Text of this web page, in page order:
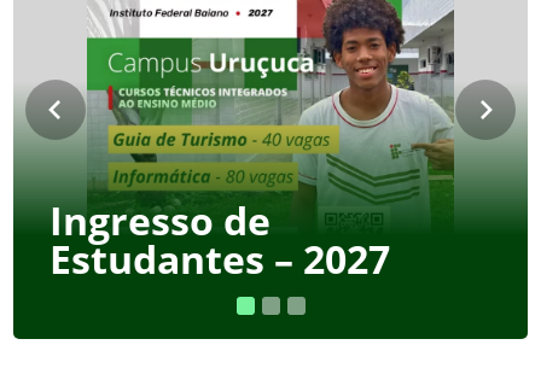
Ingresso de
Estudantes – 2027
Processo eleitoral
para escolha dos
membros do Comitê
Gestor do Sistema de
Bibliotecas do
Instituto Federal
Baiano (CGSIB)